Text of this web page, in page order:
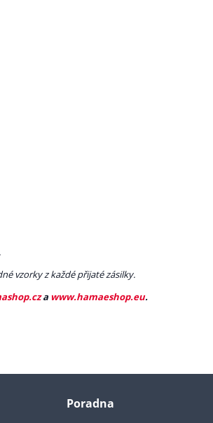
vzorky z každé přijaté zásilky.
a www.hamaeshop.eu.
Poradna